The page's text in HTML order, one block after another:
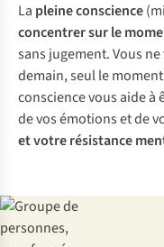
La pleine conscience(
concentrer sur le
sans jugement. Vous
demain, seul le
conscience vous aide à
de vos émotions et de
et votre résistance